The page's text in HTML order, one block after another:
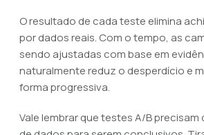
O resultado de cada teste elimina
por dados reais. Com o tempo, as
sendo ajustadas com base em
naturalmente reduz o desperdício e
forma progressiva.
Vale lembrar que testes A/B precisam